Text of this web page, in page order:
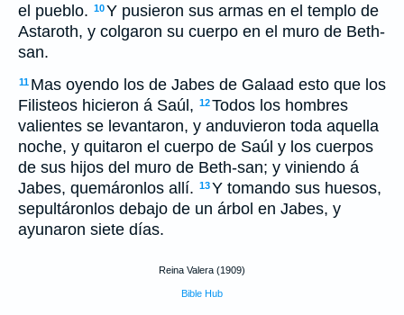
el pueblo. 10Y pusieron sus armas en el templo de
Astaroth, y colgaron su cuerpo en el muro de Beth-
san.
11 Mas oyendo los de Jabes de Galaad esto que los
Filisteos hicieron á Saúl, 12Todos los hombres
valientes se levantaron, y anduvieron toda aquella
noche, y quitaron el cuerpo de Saúl y los cuerpos
de sus hijos del muro de Beth-san; y viniendo á
Jabes, quemáronlos allí. 13Y tomando sus huesos,
sepultáronlos debajo de un árbol en Jabes, y
ayunaron siete días.
Reina Valera (1909)
Bible Hub